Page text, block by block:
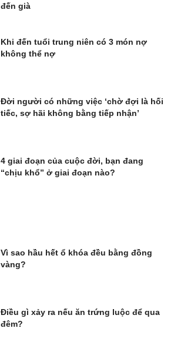
đến già
Khi đến tuổi trung niên có 3 món nợ
không thể nợ
Đời người có những việc ‘chờ đợi là hối
tiếc, sợ hãi không bằng tiếp nhận’
4 giai đoạn của cuộc đời, bạn đang
“chịu khổ” ở giai đoạn nào?
Vì sao hầu hết ổ khóa đều bằng đồng
vàng?
Điều gì xảy ra nếu ăn trứng luộc để qua
đêm?